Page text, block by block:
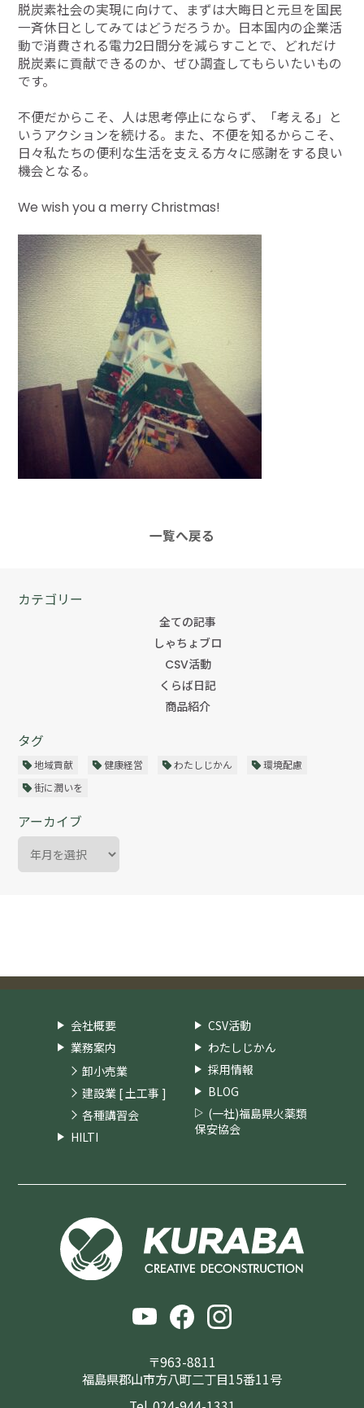
カテゴリー
全ての記事
しゃちょブロ
CSV活動
くらば日記
商品紹介
タグ
地域貢献 健康経営 わたしじかん
環境配慮
街に潤いを
アーカイブ
脱炭素社会の実現に向けて、まずは大晦日と元旦を国民
一斉休日としてみてはどうだろうか。日本国内の企業活
動で消費される電力2日間分を減らすことで、どれだけ
脱炭素に貢献できるのか、ぜひ調査してもらいたいもの
です。
不便だからこそ、人は思考停止にならず、「考える」と
いうアクションを続ける。また、不便を知るからこそ、
日々私たちの便利な生活を支える方々に感謝をする良い
機会となる。
We wish you a merry Christmas!
一覧へ戻る
〒963-8811
福島県郡山市方八町二丁目15番11号
会社概要
業務案内
卸小売業
建設業 [ 土工事 ]
各種講習会
HILTI
CSV活動
わたしじかん
採用情報
BLOG
(一社)福島県火薬類
保安協会